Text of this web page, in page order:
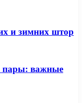
и зимних штор
пары: важные